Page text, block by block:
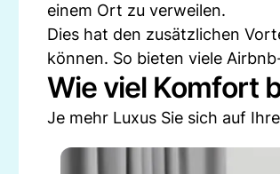
einem Ort zu verweilen.
Dies hat den zusätzlichen
können. So bieten viele
Wie viel Komfort
Je mehr Luxus Sie sich auf